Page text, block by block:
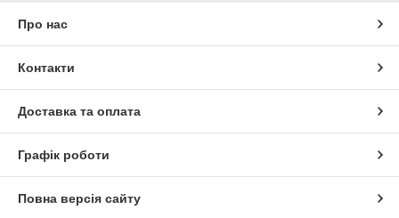
Про нас
Контакти
Доставка та оплата
Графік роботи
Повна версія сайту